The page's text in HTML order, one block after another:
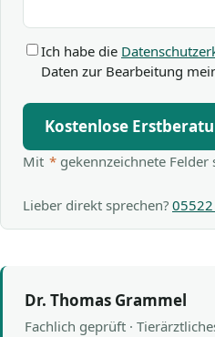
Ich habe die
Daten zur Bearbeitung
Kostenlose
Mit * gekennzeichnete Felder
Lieber direkt sprechen?
Dr. Thomas Grammel
Fachlich geprüft ·